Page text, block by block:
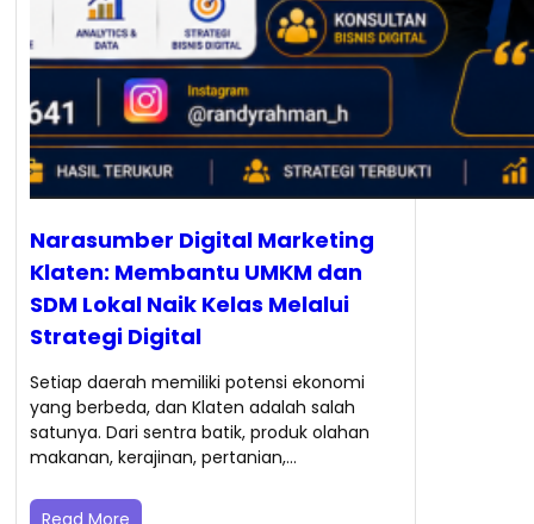
Narasumber Digital Marketing
Klaten: Membantu UMKM dan
SDM Lokal Naik Kelas Melalui
Strategi Digital
Setiap daerah memiliki potensi ekonomi
yang berbeda, dan Klaten adalah salah
satunya. Dari sentra batik, produk olahan
makanan, kerajinan, pertanian,…